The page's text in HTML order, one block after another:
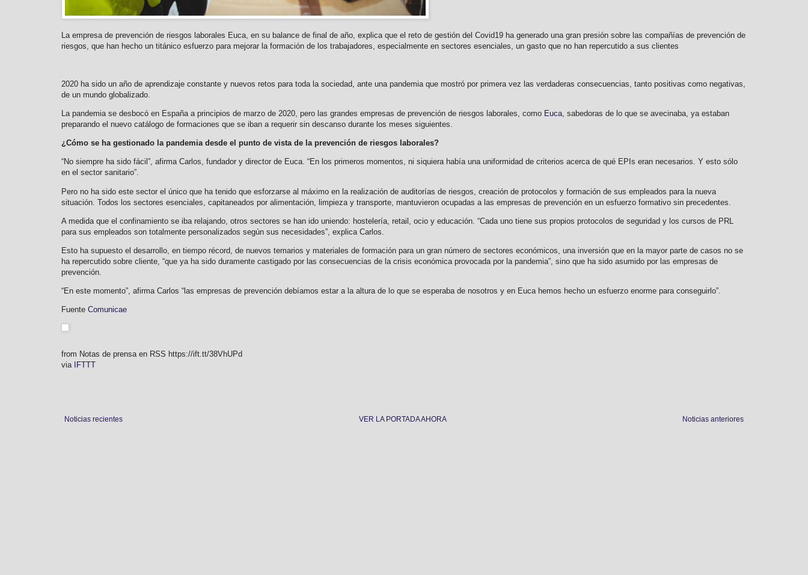
La empresa de prevención de riesgos laborales Euca, en su balance de final de año, explica que el reto de gestión del Covid19 ha generado una gran presión sobre las compañías de prevención de
riesgos, que han hecho un titánico esfuerzo para mejorar la formación de los trabajadores, especialmente en sectores esenciales, un gasto que no han repercutido a sus clientes
2020 ha sido un año de aprendizaje constante y nuevos retos para toda la sociedad, ante una pandemia que mostró por primera vez las verdaderas consecuencias, tanto positivas como negativas,
de un mundo globalizado.
La pandemia se desbocó en España a principios de marzo de 2020, pero las grandes empresas de prevención de riesgos laborales, como Euca, sabedoras de lo que se avecinaba, ya estaban
preparando el nuevo catálogo de formaciones que se iban a requerir sin descanso durante los meses siguientes.
¿Cómo se ha gestionado la pandemia desde el punto de vista de la prevención de riesgos laborales?
“No siempre ha sido fácil”, afirma Carlos, fundador y director de Euca. “En los primeros momentos, ni siquiera había una uniformidad de criterios acerca de qué EPIs eran necesarios. Y esto sólo
en el sector sanitario”.
Pero no ha sido este sector el único que ha tenido que esforzarse al máximo en la realización de auditorías de riesgos, creación de protocolos y formación de sus empleados para la nueva
situación. Todos los sectores esenciales, capitaneados por alimentación, limpieza y transporte, mantuvieron ocupadas a las empresas de prevención en un esfuerzo formativo sin precedentes.
A medida que el confinamiento se iba relajando, otros sectores se han ido uniendo: hostelería, retail, ocio y educación. “Cada uno tiene sus propios protocolos de seguridad y los cursos de PRL
para sus empleados son totalmente personalizados según sus necesidades”, explica Carlos.
Esto ha supuesto el desarrollo, en tiempo récord, de nuevos temarios y materiales de formación para un gran número de sectores económicos, una inversión que en la mayor parte de casos no se
ha repercutido sobre cliente, “que ya ha sido duramente castigado por las consecuencias de la crisis económica provocada por la pandemia”, sino que ha sido asumido por las empresas de
prevención.
“En este momento”, afirma Carlos “las empresas de prevención debíamos estar a la altura de lo que se esperaba de nosotros y en Euca hemos hecho un esfuerzo enorme para conseguirlo”.
Fuente Comunicae
from Notas de prensa en RSS https://ift.tt/38VhUPd
via IFTTT
Noticias recientes Noticias anteriores
VER LA PORTADA AHORA